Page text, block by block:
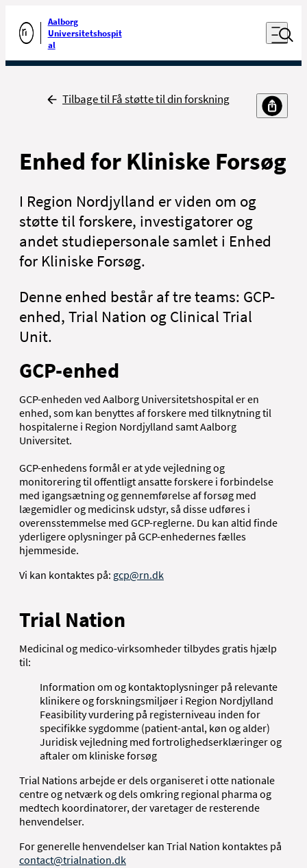
Gå til forsiden
Aalborg
Universitetshospit
al
Åben
Udfør søgning
Tilbage
Tilbage til Få støtte til din forskning
Enhed for Kliniske Forsøg
I Region Nordjylland er viden om og
støtte til forskere, investigatorer og
andet studiepersonale samlet i Enhed
for Kliniske Forsøg.
Denne enhed består af tre teams: GCP-
enhed, Trial Nation og Clinical Trial
Unit.
GCP-enhed
GCP-enheden ved Aalborg Universitetshospital er en
enhed, som kan benyttes af forskere med tilknytning til
hospitalerne i Region Nordjylland samt Aalborg
Universitet.
GCP-enhedens formål er at yde vejledning og
monitorering til offentligt ansatte forskere i forbindelse
med igangsætning og gennemførelse af forsøg med
lægemidler og medicinsk udstyr, så disse udføres i
overensstemmelse med GCP-reglerne. Du kan altid finde
yderligere oplysninger på GCP-enhedernes fælles
hjemmeside.
Vi kan kontaktes på: gcp@rn.dk
Trial Nation
Medicinal og medico-virksomheder tilbydes gratis hjælp
til:
Information om og kontaktoplysninger på relevante
klinikere og forskningsmiljøer i Region Nordjylland
Feasibility vurdering på registerniveau inden for
specifikke sygdomme (patient-antal, køn og alder)
Juridisk vejledning med fortrolighedserklæringer og
aftaler om kliniske forsøg
Trial Nations arbejde er dels organiseret i otte nationale
centre og netværk og dels omkring regional pharma og
medtech koordinatorer, der varetager de resterende
henvendelser.
For generelle henvendelser kan Trial Nation kontaktes på
contact@trialnation.dk